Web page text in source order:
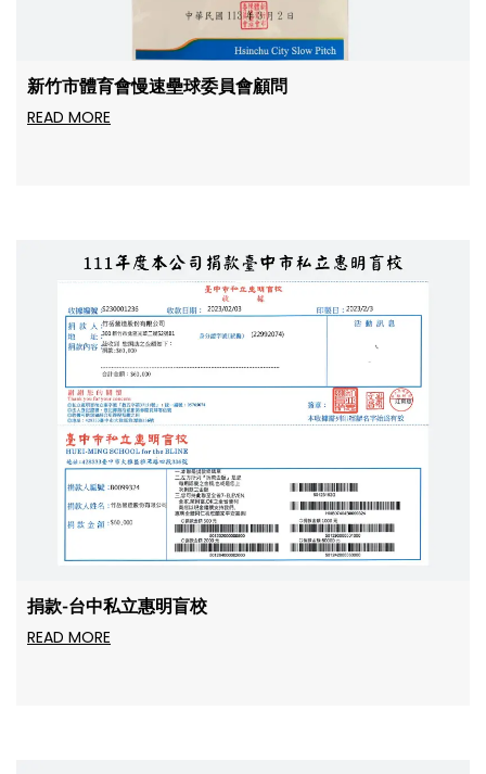
新竹市體育會慢速壘球委員會顧問
READ MORE
捐款-台中私立惠明盲校
READ MORE